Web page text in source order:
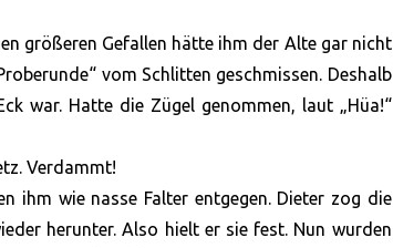
größeren Gefallen hätte ihm der Alte gar nicht
vom Schlitten geschmissen. Deshalb
war. Hatte die Zügel genommen, laut „Hüa!“
Verdammt!
ihm wie nasse Falter entgegen. Dieter zog die
herunter. Also hielt er sie fest. Nun wurden